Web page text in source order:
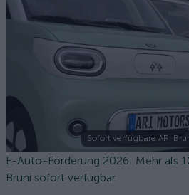
Sofort verfügbare ARI
E-Auto-Förderung 2026: Mehr als
Bruni sofort verfügbar